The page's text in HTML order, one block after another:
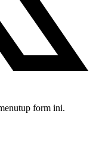
form ini.